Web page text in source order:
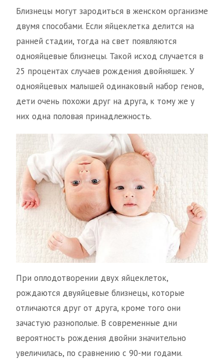
Близнецы могут зародиться в женском организме
двумя способами. Если яйцеклетка делится на
ранней стадии, тогда на свет появляются
однояйцевые близнецы. Такой исход случается в
25 процентах случаев рождения двойняшек. У
однояйцевых малышей одинаковый набор генов,
дети очень похожи друг на друга, к тому же у
них одна половая принадлежность.
При оплодотворении двух яйцеклеток,
рождаются двуяйцевые близнецы, которые
отличаются друг от друга, кроме того они
зачастую разнополые. В современные дни
вероятность рождения двойни значительно
увеличилась, по сравнению с 90-ми годами.